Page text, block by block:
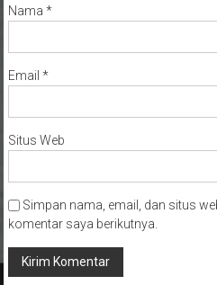
Nama *
Email *
Situs Web
Simpan nama, email, dan situs
komentar saya berikutnya.